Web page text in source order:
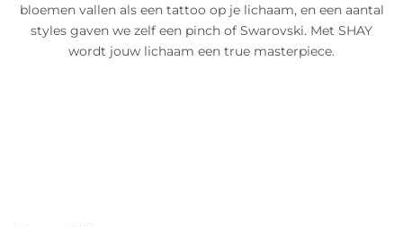
bloemen vallen als een tattoo op je lichaam, en een aantal
styles gaven we zelf een pinch of Swarovski. Met SHAY
wordt jouw lichaam een true masterpiece.